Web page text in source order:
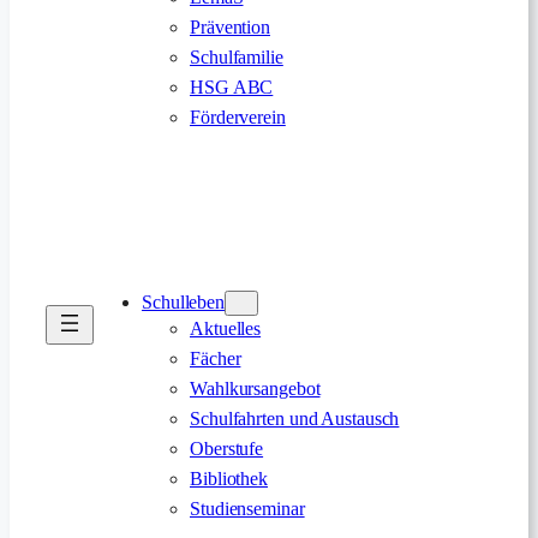
Prävention
Schulfamilie
HSG ABC
Förderverein
Schulleben
Aktuelles
Fächer
Wahlkursangebot
Schulfahrten und Austausch
Oberstufe
Bibliothek
Studienseminar